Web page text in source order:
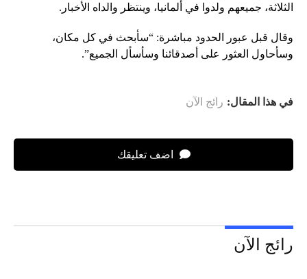
الثلاثة، جميعهم ولدوا في ألمانيا، وينتظر والداه الأخبار.
وقال قبل عبور الحدود مباشرة: “سأبحث في كل مكان،
وسأحاول العثور على أصدقائنا وسأسأل الجميع”.
في هذا المقال: رائج الآن
اضف تعليقك
رائج الآن